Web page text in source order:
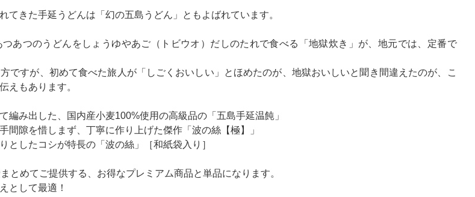
てきた手延うどんは「幻の五島うどん」ともよばれています。
あつのうどんをしょうゆやあご（トビウオ）だしのたれで食べる「地獄炊き」が、地元では、定番で
ですが、初めて食べた旅人が「しごくおいしい」とほめたのが、地獄おいしいと聞き間違えたのが、こ
えもあります。
編み出した、国内産小麦100%使用の高級品の「五島手延温飩」
間隙を惜しまず、丁寧に作り上げた傑作「波の絲【極】」
としたコシが特長の「波の絲」［和紙袋入り］
とめてご提供する、お得なプレミアム商品と単品になります。
として最適！